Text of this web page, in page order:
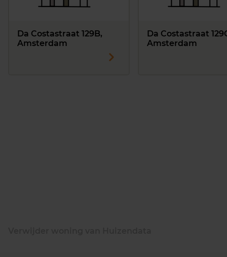
Da Costastraat 129B,
Amsterdam
Da Costastraat
Amsterdam